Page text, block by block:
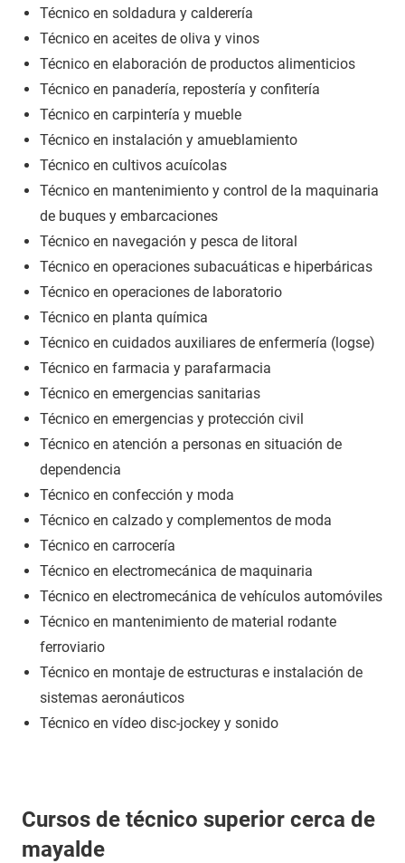
Técnico en soldadura y calderería
Técnico en aceites de oliva y vinos
Técnico en elaboración de productos alimenticios
Técnico en panadería, repostería y confitería
Técnico en carpintería y mueble
Técnico en instalación y amueblamiento
Técnico en cultivos acuícolas
Técnico en mantenimiento y control de la maquinaria
de buques y embarcaciones
Técnico en navegación y pesca de litoral
Técnico en operaciones subacuáticas e hiperbáricas
Técnico en operaciones de laboratorio
Técnico en planta química
Técnico en cuidados auxiliares de enfermería (logse)
Técnico en farmacia y parafarmacia
Técnico en emergencias sanitarias
Técnico en emergencias y protección civil
Técnico en atención a personas en situación de
dependencia
Técnico en confección y moda
Técnico en calzado y complementos de moda
Técnico en carrocería
Técnico en electromecánica de maquinaria
Técnico en electromecánica de vehículos automóviles
Técnico en mantenimiento de material rodante
ferroviario
Técnico en montaje de estructuras e instalación de
sistemas aeronáuticos
Técnico en vídeo disc-jockey y sonido
Cursos de técnico superior cerca de
mayalde